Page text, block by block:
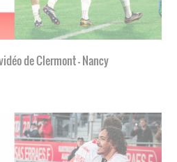
de Clermont - Nancy